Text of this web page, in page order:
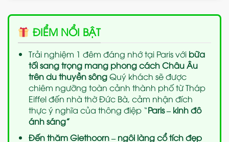
ĐIỂM NỔI BẬT
Trải nghiệm 1 đêm đáng nhớ tại Paris với bữa
tối sang trọng mang phong cách Châu Âu
trên du thuyền sôngQuý khách sẽ được
chiêm ngưỡng toàn cảnh thành phố từ Tháp
Eiffel đến nhà thờ Đức Bà, cảm nhận đích
thực ý nghĩa của thông điệp “Paris – kinh đô
ánh sáng”
Đến thăm Giethoorn– ngôi làng cổ tích đẹp